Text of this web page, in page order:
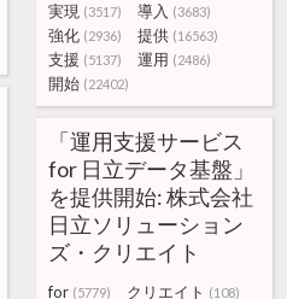
実現 (3517) 導入 (3683)
強化 (2936) 提供 (16563)
支援 (5137) 運用 (2486)
開始 (22402)
「運用支援サービス
for 日立データ基盤」
を提供開始: 株式会社
日立ソリューション
ズ・クリエイト
for (5779) クリエイト (108)